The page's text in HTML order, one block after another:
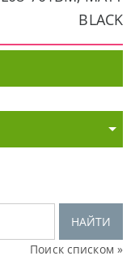
BLACK
НАЙТИ
Поиск списком »